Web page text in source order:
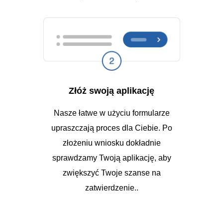
Złóż swoją aplikację
Nasze łatwe w użyciu formularze
upraszczają proces dla Ciebie. Po
złożeniu wniosku dokładnie
sprawdzamy Twoją aplikację, aby
zwiększyć Twoje szanse na
zatwierdzenie..